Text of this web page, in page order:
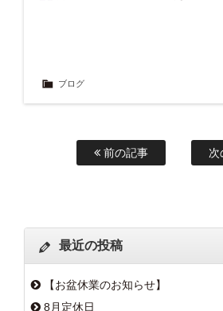
ブログ
前の記事 次
最近の投稿
【お盆休業のお知らせ】
8月定休日